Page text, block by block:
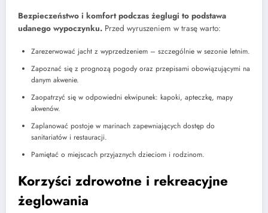
Bezpieczeństwo i komfort podczas żeglugi to podstawa
udanego wypoczynku. Przed wyruszeniem w trasę warto:
Zarezerwować jacht z wyprzedzeniem – szczególnie w sezonie letnim.
Zapoznać się z prognozą pogody oraz przepisami obowiązującymi na
danym akwenie.
Zaopatrzyć się w odpowiedni ekwipunek: kapoki, apteczkę, mapy
akwenów.
Zaplanować postoje w marinach zapewniających dostęp do
sanitariatów i restauracji.
Pamiętać o miejscach przyjaznych dzieciom i rodzinom.
Korzyści zdrowotne i rekreacyjne
żeglowania